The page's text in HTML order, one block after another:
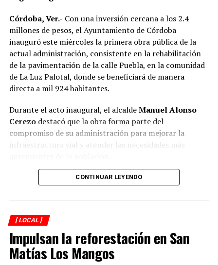
Córdoba, Ver.- Con una inversión cercana a los 2.4
millones de pesos, el Ayuntamiento de Córdoba
inauguró este miércoles la primera obra pública de la
actual administración, consistente en la rehabilitación
de la pavimentación de la calle Puebla, en la comunidad
de La Luz Palotal, donde se beneficiará de manera
directa a mil 924 habitantes.
Durante el acto inaugural, el alcaldeManuel Alonso
Cerezodestacó que la obra forma parte del
compromiso de su administración para mejorar la
infraestructura vial y atender las necesidades más
El presidente municipal señaló que los trabajos fueron
importante el plazo establecido en el contrato, cuya
fecha de terminación estaba prevista para el próximo 12
de septiembre. Reconoció que el municipio enfrenta
diversos rezagos en materia de infraestructura, aunque
aseguró que durante su administración se continuará
ejecutando obra pública en colonias y comunidades.
CONTINUAR LEYENDO
[ LOCAL ]
Impulsan la reforestación en San
Matías Los Mangos